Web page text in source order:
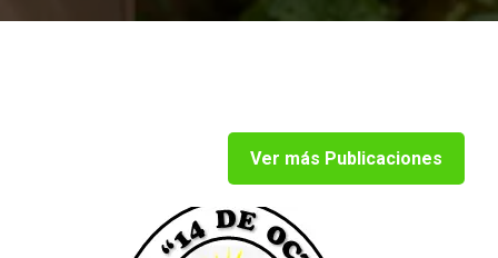
Ver más Publicaciones